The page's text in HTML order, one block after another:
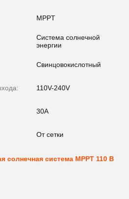
MPPT
Система солнечной
энергии
Свинцовокислотный
110V-240V
30A
От сетки
солнечная система MPPT 110 В